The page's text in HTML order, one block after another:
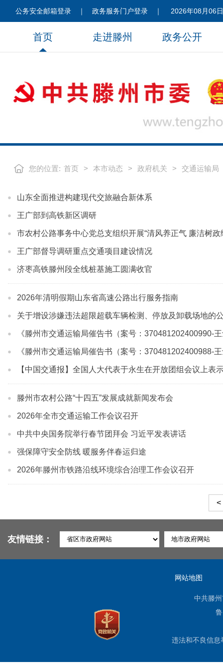
公务安全邮箱登录 ｜ 政务服务门户登录 ｜ 2026年08月06
首页 走进滕州 政务公开
您的位置: 首页 > 本市动态 > 政府机关 > 交通运输局
山东全面推进构建现代交旅融合新体系
王广部到高铁新区调研
市农村公路事务中心党总支组织开展“清风养正气 廉洁树
王广部督导调研重点交通项目建设情况
济枣高铁滕州段全线桩基施工圆满收官
2026年清明假期山东省高速公路出行服务指南
关于增设涉嫌违法超限超载车辆检测、停放及卸载场地的
《滕州市交通运输局催告书（案号：370481202400990-
《滕州市交通运输局催告书（案号：370481202400988-
【中国交通报】全国人大代表于永生在开放团组会议上表
滕州市农村公路“十四五”发展成就新闻发布会
2026年全市交通运输工作会议召开
中共中央国务院举行春节团拜会 习近平发表讲话
强保障守安全防线 暖服务伴春运归途
2026年滕州市铁路沿线环境综合治理工作会议召开
<
友情链接：
网站地图
中共滕
违法和不良信